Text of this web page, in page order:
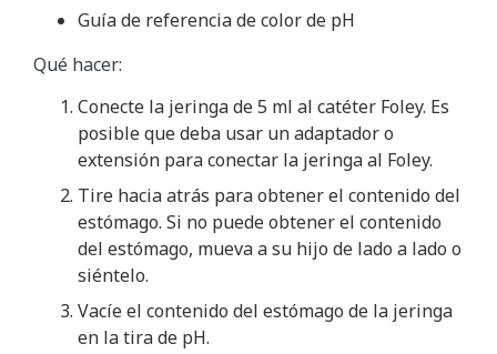
Guía de referencia de color de pH
Qué hacer:
Conecte la jeringa de 5 ml al catéter Foley. Es
posible que deba usar un adaptador o
extensión para conectar la jeringa al Foley.
Tire hacia atrás para obtener el contenido del
estómago. Si no puede obtener el contenido
del estómago, mueva a su hijo de lado a lado o
siéntelo.
Vacíe el contenido del estómago de la jeringa
en la tira de pH.